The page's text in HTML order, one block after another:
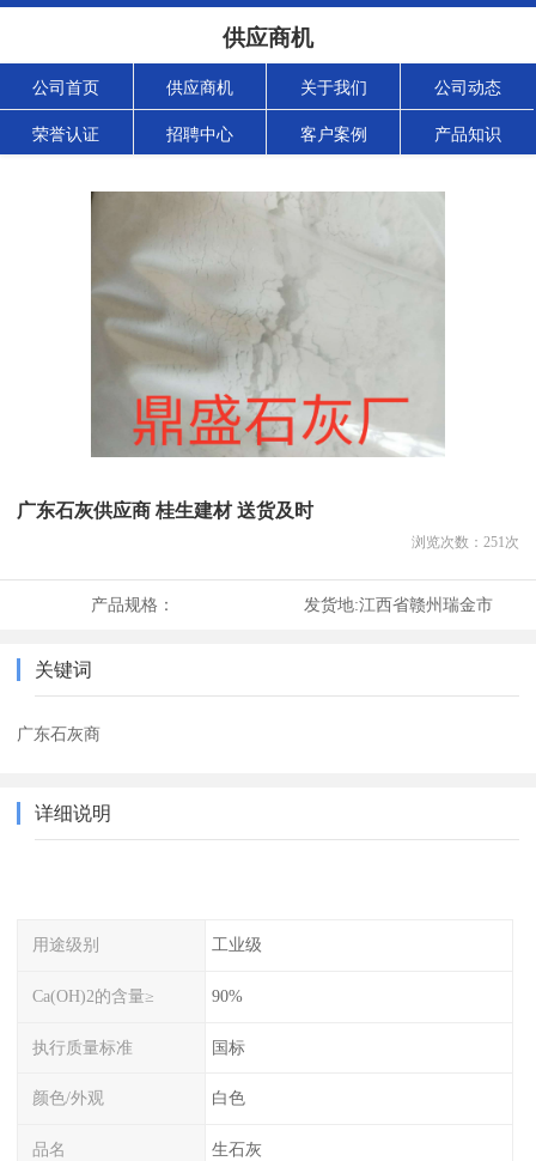
供应商机
公司首页 供应商机 关于我们 公司动态
荣誉认证 招聘中心 客户案例 产品知识
广东石灰供应商 桂生建材 送货及时
浏览次数： 251次
产品规格： 发货地:江西省赣州瑞金市
关键词
广东石灰商
详细说明
用途级别 工业级
Ca(OH)2的含量≥ 90%
执行质量标准 国标
颜色/外观 白色
品名 生石灰